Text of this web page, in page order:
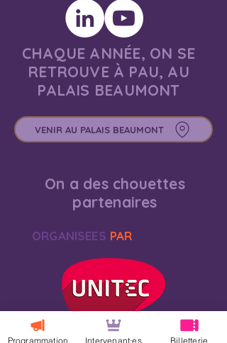
CHAQUE ANNÉE, ON SE
RETROUVE À PAU, AU
PALAIS BEAUMONT
VENIR AU PALAIS BEAUMONT
On a des chouettes
partenaires
ORGANISEES PAR
Programmation Intervenant·es Billetterie